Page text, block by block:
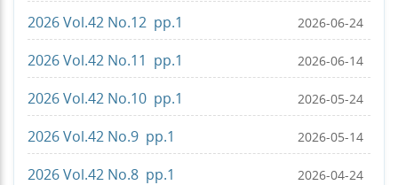
2026 Vol.42 No.12 pp.1 2026-06-24
2026 Vol.42 No.11 pp.1 2026-06-14
2026 Vol.42 No.10 pp.1 2026-05-24
2026 Vol.42 No.9 pp.1 2026-05-14
2026 Vol.42 No.8 pp.1 2026-04-24